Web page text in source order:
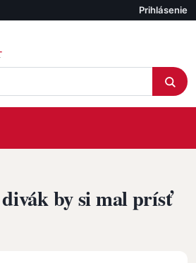
Účet
Prihlásenie
by si mal prísť